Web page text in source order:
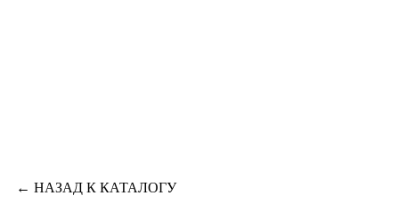
← НАЗАД К КАТАЛОГУ